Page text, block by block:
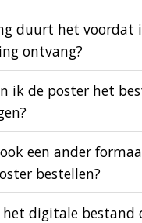
duurt het voordat
ontvang?
ik de poster het
een ander
bestellen?
het digitale bestand